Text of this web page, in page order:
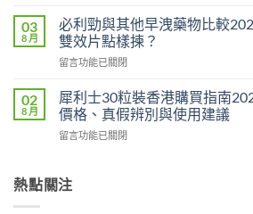
常
見
作
安
全
服
法
與
正
貨？
2026
年
買
渠
＋
完
久
液
哪
裡
先
安
心？
2026
港
03
8 月
必利勁與其他早洩藥物比較
雙效片點樣揀？
在
利
勁
與
其
洩
留言功能已關閉
02
8 月
犀利士30粒裝香港購買指南
價格、真假辨別與使用建議
在
士
30
留言功能已關閉
熱點關注